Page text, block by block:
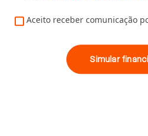
Aceito receber comunicação
Simular